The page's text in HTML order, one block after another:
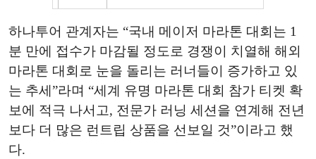
하나투어 관계자는 “국내 메이저 마라톤 대회는 1
분 만에 접수가 마감될 정도로 경쟁이 치열해 해외
마라톤 대회로 눈을 돌리는 러너들이 증가하고 있
는 추세”라며 “세계 유명 마라톤 대회 참가 티켓 확
보에 적극 나서고, 전문가 러닝 세션을 연계해 전년
보다 더 많은 런트립 상품을 선보일 것”이라고 했
다.